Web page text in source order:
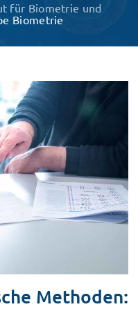
für Biometrie und
Biometrie
Methoden: